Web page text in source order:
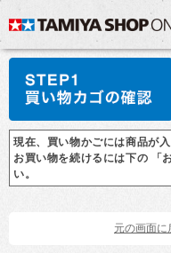
現在、買い物かごには商品が入
お買い物を続けるには下の 「
い。